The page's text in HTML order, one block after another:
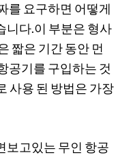
를 요구하면 어떻게
니다.이 부분은 형사
짧은 기간 동안 먼
공기를 구입하는 것
사용 된 방법은 가장
보고있는 무인 항공